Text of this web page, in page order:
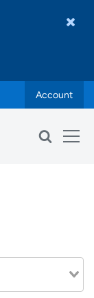
Account